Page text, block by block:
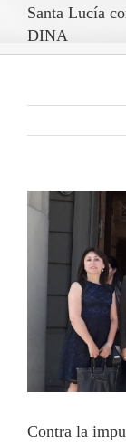
Santa Lucía
DINA
Larger
Image
Contra la